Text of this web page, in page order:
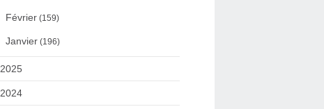
Février (159)
Janvier (196)
2025
2024